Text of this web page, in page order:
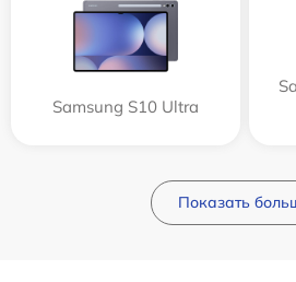
Samsung S10 Ultra
Показать